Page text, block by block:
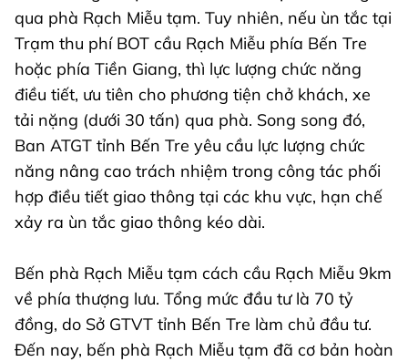
qua phà Rạch Miễu tạm. Tuy nhiên, nếu ùn tắc tại
Trạm thu phí BOT cầu Rạch Miễu phía Bến Tre
hoặc phía Tiền Giang, thì lực lượng chức năng
điều tiết, ưu tiên cho phương tiện chở khách, xe
tải nặng (dưới 30 tấn) qua phà. Song song đó,
Ban ATGT tỉnh Bến Tre yêu cầu lực lượng chức
năng nâng cao trách nhiệm trong công tác phối
hợp điều tiết giao thông tại các khu vực, hạn chế
xảy ra ùn tắc giao thông kéo dài.
Bến phà Rạch Miễu tạm cách cầu Rạch Miễu 9km
về phía thượng lưu. Tổng mức đầu tư là 70 tỷ
đồng, do Sở GTVT tỉnh Bến Tre làm chủ đầu tư.
Đến nay, bến phà Rạch Miễu tạm đã cơ bản hoàn